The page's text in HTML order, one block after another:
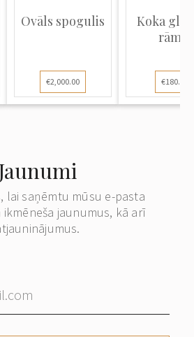
Ovāls spogulis
€2,000.00
Koka
rāmis
€180.00
lai saņēmtu mūsu e-pasta
jaunumus, kā arī